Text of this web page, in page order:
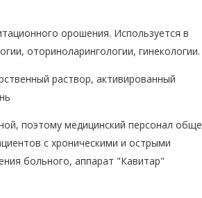
орошения. Используется в
оториноларингологии, гинекологии.
раствор, активированный
поэтому медицинский персонал
с хроническими и острыми
больного, аппарат "Кавитар"